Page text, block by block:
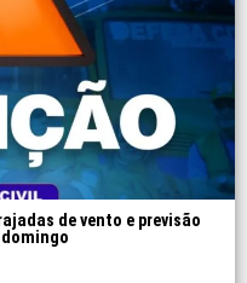
de vento e previsão